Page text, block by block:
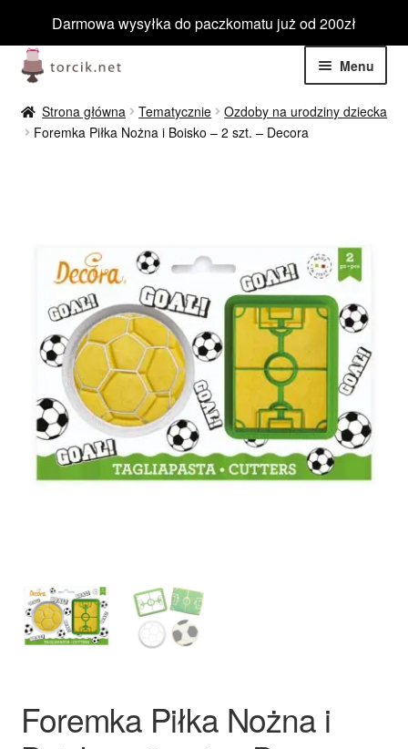
Darmowa wysyłka do paczkomatu już od 200zł
Przejdź
do
nawigacji
Przejdź
do
treści
Menu
Jadalne
Rozwiń
Tematyczne
Rozwiń
menu
Blog
Wyprzedaż
Nowości
Ozdoby na tort weselny
Strona główna Tematycznie
Ozdoby na urodziny dziecka
Foremka Piłka Nożna i Boisko – 2 szt. – Decora
Foremka Piłka Nożna i